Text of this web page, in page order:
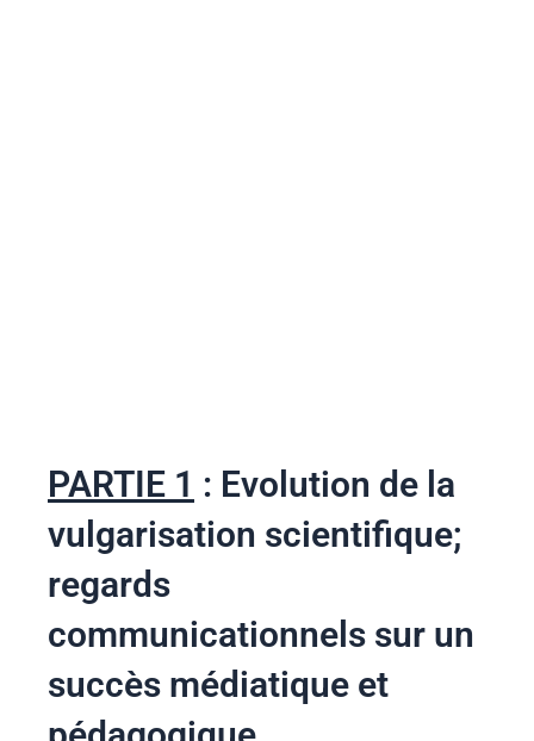
PARTIE 1 : Evolution de la
vulgarisation scientifique;
regards
communicationnels sur un
succès médiatique et